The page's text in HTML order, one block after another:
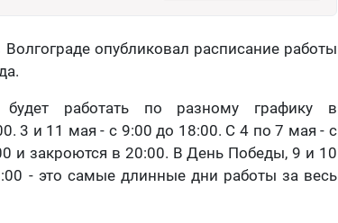
опубликовал расписание работы
будет работать по разному графику в
3 и 11 мая - с 9:00 до 18:00. С 4 по 7 мая - с
и закроются в 20:00. В День Победы, 9 и 10
- это самые длинные дни работы за весь